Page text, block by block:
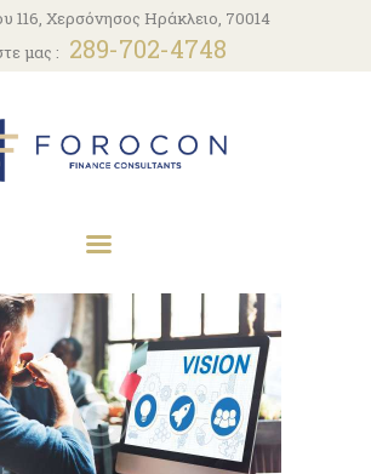
116, Χερσόνησος Ηράκλειο, 70014
μας : 289-702-4748